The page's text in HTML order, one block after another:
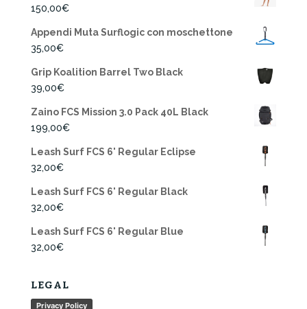
150,00€
Appendi Muta Surflogic con moschettone
35,00€
Grip Koalition Barrel Two Black
39,00€
Zaino FCS Mission 3.0 Pack 40L Black
199,00€
Leash Surf FCS 6' Regular Eclipse
32,00€
Leash Surf FCS 6' Regular Black
32,00€
Leash Surf FCS 6' Regular Blue
32,00€
LEGAL
Privacy Policy